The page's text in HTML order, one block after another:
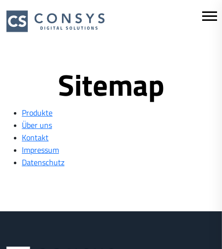
Sitemap
Produkte
Über uns
Kontakt
Impressum
Datenschutz